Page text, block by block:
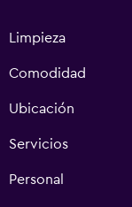
Limpieza
Comodidad
Ubicación
Servicios
Personal